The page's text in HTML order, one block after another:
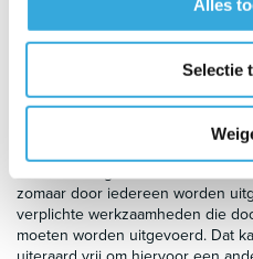
Alles
Selectie
opgeleid, zodat je zeker weet dat
werkt.
Je gaat liever zelf aan de slag
Het ophangen van de binnenunit
doen. Het aansluiten van de
koudemiddel doen wij dan voor
zomaar door iedereen worden
verplichte werkzaamheden die
moeten worden uitgevoerd. Dat